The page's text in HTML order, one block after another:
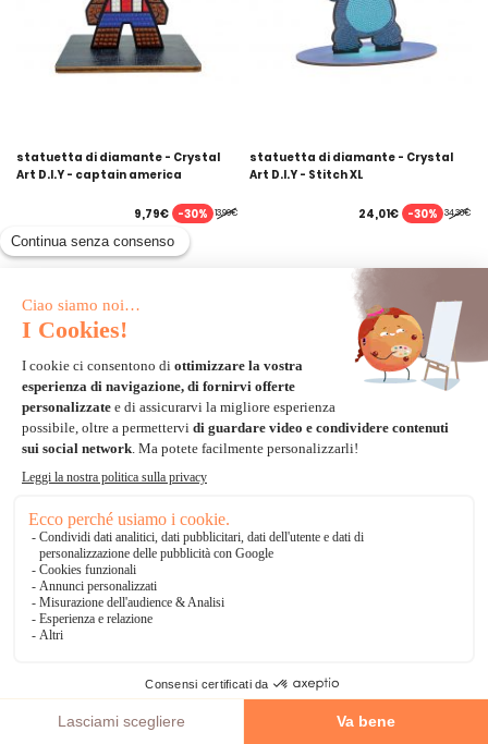
statuetta di diamante - Crystal
Art D.I.Y - captain america
13,99€
9,79€ -30%
statuetta di diamante - Crystal
Art D.I.Y - Stitch XL
34,30€
24,01€ -30%
statuetta di diamante - Crystal
Art D.I.Y - Spider Man XL